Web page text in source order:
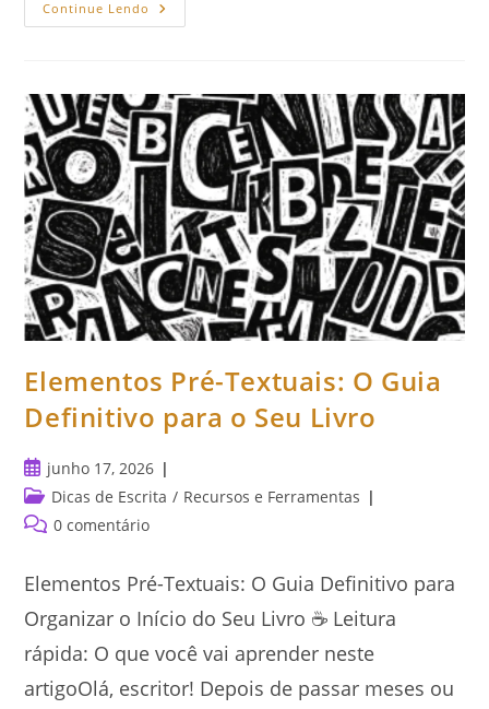
Continue Lendo Elementos
Pós-
Encerrar
Seu
Livro
Elementos Pré-Textuais: O Guia
Definitivo para o Seu Livro
Post
publicado:
junho 17, 2026
Categoria
do
Dicas de Escrita / Recursos e Ferramentas
Comentários
0 comentário
Elementos Pré-Textuais: O Guia Definitivo para
Organizar o Início do Seu Livro ☕ Leitura
rápida: O que você vai aprender neste
artigoOlá, escritor! Depois de passar meses ou